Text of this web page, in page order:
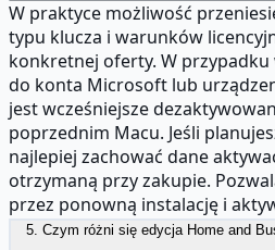
W praktyce możliwość
typu klucza i warunków
konkretnej oferty. W
do konta Microsoft lub
jest wcześniejsze
poprzednim Macu. Jeśli
najlepiej zachować dane
otrzymaną przy zakupie.
przez ponowną instalację i
5. Czym różni się edycja Home and